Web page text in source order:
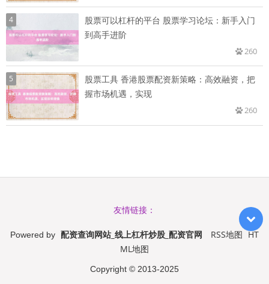
4
股票可以杠杆的平台 股票学习论坛：新手入门
到高手进阶
260
5
股票工具 香港股票配资新策略：高效融资，把
握市场机遇，实现
260
友情链接：
Powered by 配资查询网站_线上杠杆炒股_配资官网 RSS地图 HT
ML地图
Copyright © 2013-2025